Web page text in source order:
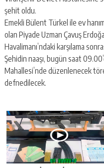
kartal
escort
maltepe
escort
şehit oldu.
Emekli Bülent Türkel ile ev
olan Piyade Uzman Çavuş
Havalimanı’ndaki karşılama
Şehidin naaşı, bugün saat
Mahallesi’nde düzenlenecek
defnedilecek.